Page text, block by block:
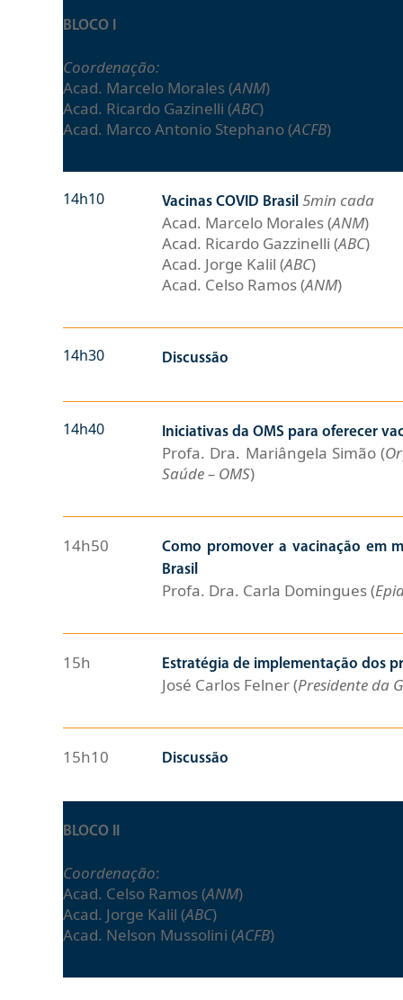
BLOCO I
Coordenação:
Acad. Marcelo Morales (ANM)
Acad. Ricardo Gazinelli (ABC)
Acad. Marco Antonio Stephano (ACFB)
14h10 Vacinas COVID Brasil 5min cada
Acad. Marcelo Morales (ANM)
Acad. Ricardo Gazzinelli (ABC)
Acad. Jorge Kalil (ABC)
Acad. Celso Ramos (ANM)
14h30 Discussão
14h40 Iniciativas da OMS para oferecer
Profa. Dra. Mariângela Simão (
Saúde – OMS)
14h50
Como promover a vacinação em
Brasil
Profa. Dra. Carla Domingues (
15h Estratégia de implementação dos
José Carlos Felner (Presidente da
15h10 Discussão
BLOCO II
Coordenação:
Acad. Celso Ramos (ANM)
Acad. Jorge Kalil (ABC)
Acad. Nelson Mussolini (ACFB)